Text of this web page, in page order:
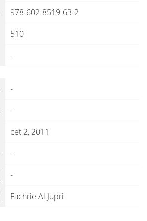
978-602-8519-63-2
510
-
-
-
cet 2, 2011
-
-
Fachrie Al Jupri